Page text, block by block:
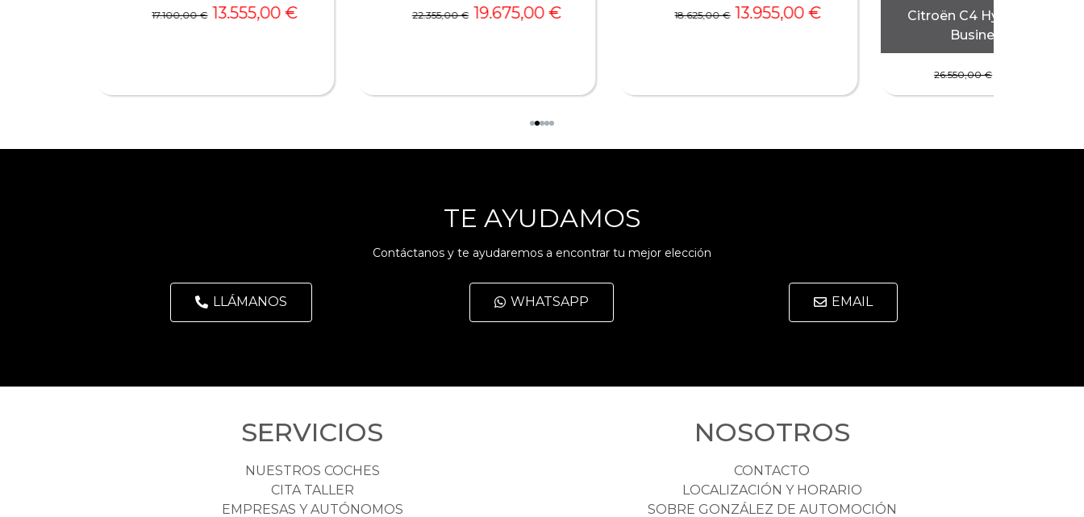
17.100,00€ 13.555,00€ 22.355,00€ 19.675,00 € 18.625,00€ 13.955,00€
Citroën C4 Hybrid 145 ë-
Business Edition
26.550,00€
TE AYUDAMOS
Contáctanos y te ayudaremos a encontrar tu mejor elección
LLÁMANOS WHATSAPP EMAIL
SERVICIOS
NUESTROS COCHES
CITA TALLER
EMPRESAS Y AUTÓNOMOS
NOSOTROS
CONTACTO
LOCALIZACIÓN Y HORARIO
SOBRE GONZÁLEZ DE AUTOMOCIÓN